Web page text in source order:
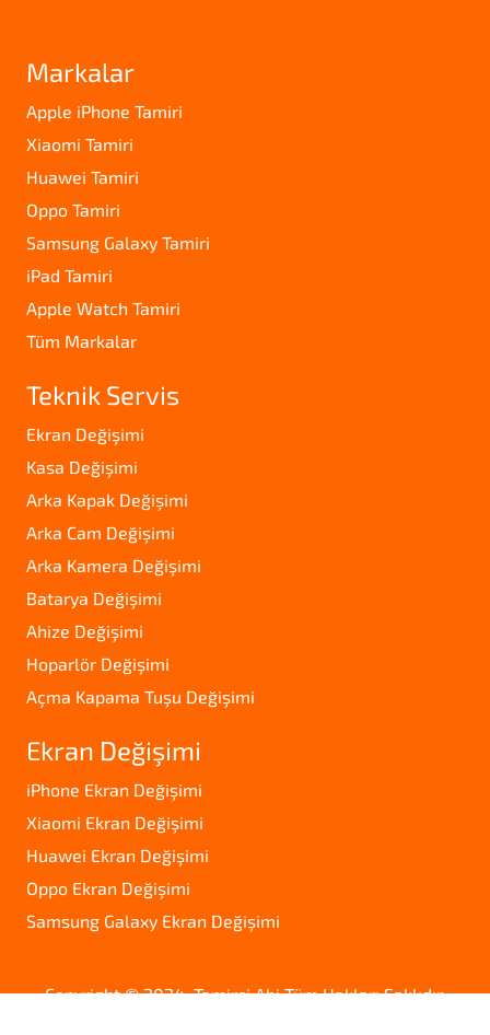
Markalar
Apple iPhone Tamiri
Xiaomi Tamiri
Huawei Tamiri
Oppo Tamiri
Samsung Galaxy Tamiri
iPad Tamiri
Apple Watch Tamiri
Tüm Markalar
Teknik Servis
Ekran Değişimi
Kasa Değişimi
Arka Kapak Değişimi
Arka Cam Değişimi
Arka Kamera Değişimi
Batarya Değişimi
Ahize Değişimi
Hoparlör Değişimi
Açma Kapama Tuşu Değişimi
Ekran Değişimi
iPhone Ekran Değişimi
Xiaomi Ekran Değişimi
Huawei Ekran Değişimi
Oppo Ekran Değişimi
Samsung Galaxy Ekran Değişimi
Copyright © 2024. Tamirci Abi Tüm Hakları Saklıdır.